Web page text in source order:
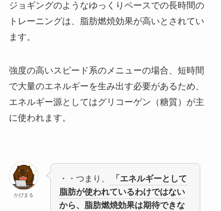
ジョギングのようなゆっくりペースでの長時間の
トレーニングは、脂肪燃焼効果が高いとされてい
ます。
強度の高いスピード系のメニューの場合、短時間
で大量のエネルギーを生み出す必要があるため、
エネルギー源としてはグリコーゲン（糖質）が主
に使われます。
かぴまる
・・つまり、
「エネルギーとして
脂肪が使われているわけではない
から、脂肪燃焼効果は期待できな